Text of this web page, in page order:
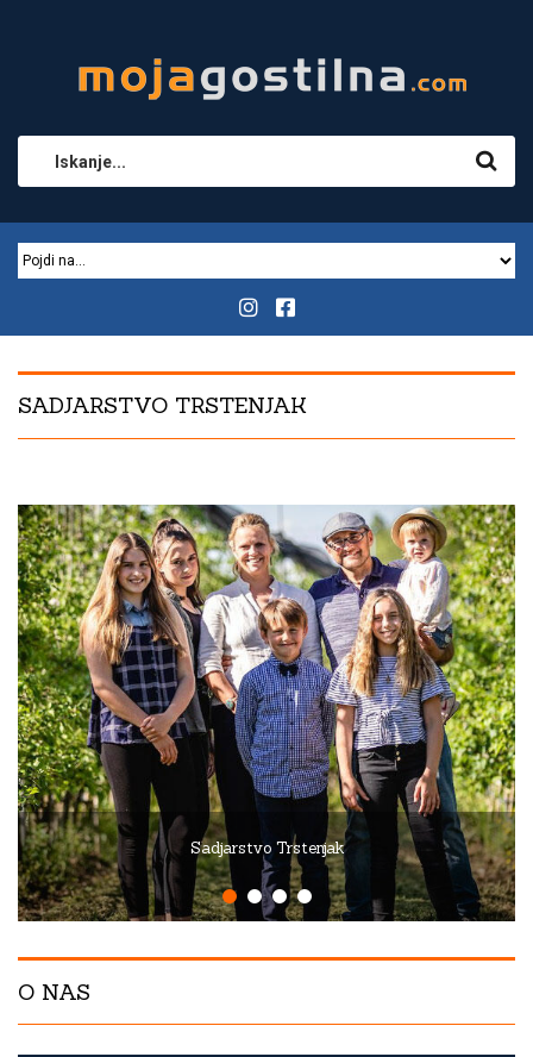
SADJARSTVO TRSTENJAK
Sadjarstvo Trstenjak
O NAS